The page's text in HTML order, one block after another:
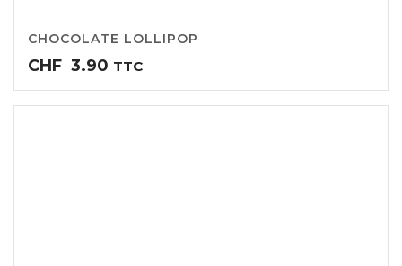
CHOCOLATE LOLLIPOP
CHF 3.90 TTC